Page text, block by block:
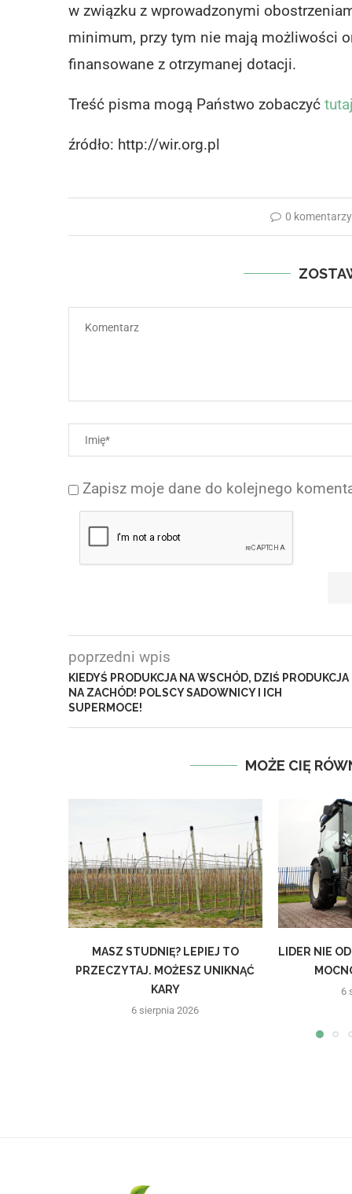
w związku z wprowadzonymi
minimum, przy tym nie mają możliwości
finansowane z otrzymanej dotacji.
Treść pisma mogą Państwo zobaczyć
źródło: http://wir.org.pl
0 komentarzy
Zapisz moje dane do kolejnego
poprzedni wpis
KIEDYŚ PRODUKCJA NA WSCHÓD, DZIŚ PRODUKCJA
NA ZACHÓD! POLSCY SADOWNICY I ICH
SUPERMOCE!
MOŻE CIĘ
MASZ STUDNIĘ? LEPIEJ TO
PRZECZYTAJ. MOŻESZ UNIKNĄĆ
KARY
6 sierpnia 2026
LIDER NIE
6